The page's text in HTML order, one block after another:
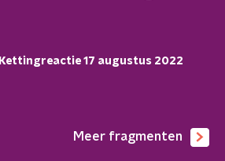
Kettingreactie 17 augustus 2022
Meer fragmenten